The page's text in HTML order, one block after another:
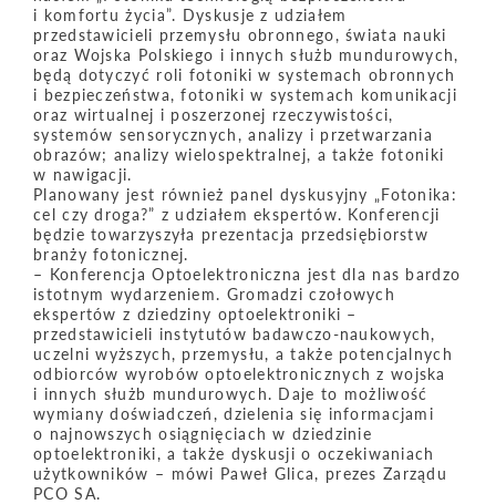
i komfortu życia”. Dyskusje z udziałem
przedstawicieli przemysłu obronnego, świata nauki
oraz Wojska Polskiego i innych służb mundurowych,
będą dotyczyć roli fotoniki w systemach obronnych
i bezpieczeństwa, fotoniki w systemach komunikacji
oraz wirtualnej i poszerzonej rzeczywistości,
systemów sensorycznych, analizy i przetwarzania
obrazów; analizy wielospektralnej, a także fotoniki
w nawigacji.
Planowany jest również panel dyskusyjny „Fotonika:
cel czy droga?” z udziałem ekspertów. Konferencji
będzie towarzyszyła prezentacja przedsiębiorstw
branży fotonicznej.
– Konferencja Optoelektroniczna jest dla nas bardzo
istotnym wydarzeniem. Gromadzi czołowych
ekspertów z dziedziny optoelektroniki –
przedstawicieli instytutów badawczo-naukowych,
uczelni wyższych, przemysłu, a także potencjalnych
odbiorców wyrobów optoelektronicznych z wojska
i innych służb mundurowych. Daje to możliwość
wymiany doświadczeń, dzielenia się informacjami
o najnowszych osiągnięciach w dziedzinie
optoelektroniki, a także dyskusji o oczekiwaniach
użytkowników – mówi Paweł Glica, prezes Zarządu
PCO SA.